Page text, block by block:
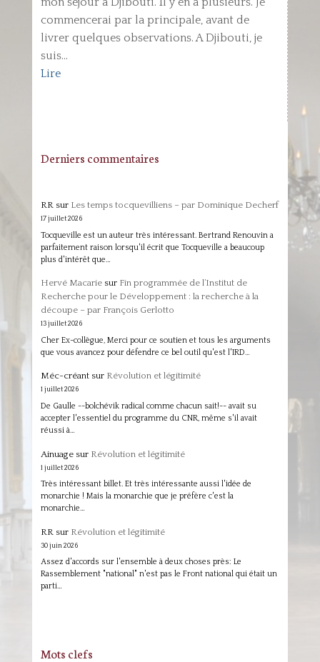
commencerai par la principale, avant de
livrer quelques observations. A Djibouti, je
suis...
Lire
Derniers commentaires
RRsur Les temps tocquevilliens – par Dominique Decherf
17 juillet 2026
Tocqueville est un auteur très intéressant. Bertrand Renouvin a
parfaitement raison lorsqu'il écrit que Tocqueville a beaucoup
plus d'intérêt que…
Hervé Macariesur Fin programmée de l’Institut de
Recherche pour le Développement : la recherche à la
découpe – par François Gerlotto
13 juillet 2026
Cher Ex-collègue, Merci pour ce soutien et tous les arguments
que vous avancez pour défendre ce bel outil qu'est l'IRD…
Méc-créantsur Révolution et légitimité
1 juillet 2026
De Gaulle --bolchévik radical comme chacun sait!-- avait su
accepter l'essentiel du programme du CNR, même s'il avait
réussi à…
Ainuagesur Révolution et légitimité
1 juillet 2026
Très intéressant billet. Et très intéressante aussi l'idée de
monarchie ! Mais la monarchie que je préfère c'est la
monarchie…
RR sur Révolution et légitimité
30 juin 2026
Assez d'accords sur l'ensemble à deux choses près: Le
Rassemblement "national" n'est pas le Front national qui était un
parti…
Mots clefs